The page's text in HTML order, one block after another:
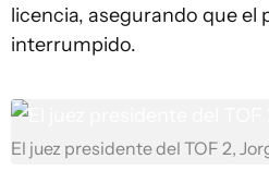
licencia, asegurando que el
interrumpido.
El juez presidente del TOF 2,